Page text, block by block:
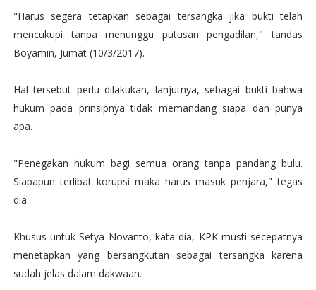
"Harus segera tetapkan sebagai tersangka jika bukti telah
mencukupi tanpa menunggu putusan pengadilan," tandas
Boyamin, Jumat (10/3/2017).
Hal tersebut perlu dilakukan, lanjutnya, sebagai bukti bahwa
hukum pada prinsipnya tidak memandang siapa dan punya
apa.
"Penegakan hukum bagi semua orang tanpa pandang bulu.
Siapapun terlibat korupsi maka harus masuk penjara," tegas
dia.
Khusus untuk Setya Novanto, kata dia, KPK musti secepatnya
menetapkan yang bersangkutan sebagai tersangka karena
sudah jelas dalam dakwaan.